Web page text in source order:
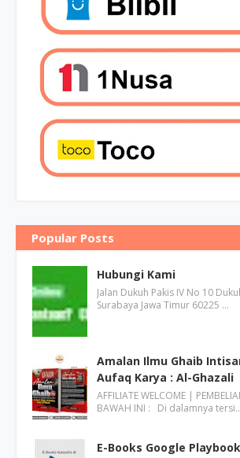
Popular Posts
Hubungi Kami
Jalan Dukuh Pakis IV No 10
Surabaya Jawa Timur 60225 …
Amalan Ilmu Ghaib
Aufaq Karya : Al-Ghazali
AFFILIATE WELCOME |
BAWAH INI : Di dalamnya
E-Books Google